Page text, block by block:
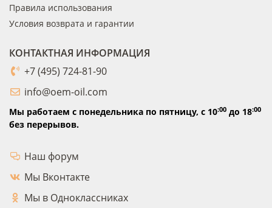
Правила использования
Условия возврата и гарантии
КОНТАКТНАЯ ИНФОРМАЦИЯ
+7 (495) 724-81-90
info@oem-oil.com
Мы работаем с понедельника по пятницу, с 10:00 до 18:00
без перерывов.
Наш форум
Мы Вконтакте
Мы в Одноклассниках